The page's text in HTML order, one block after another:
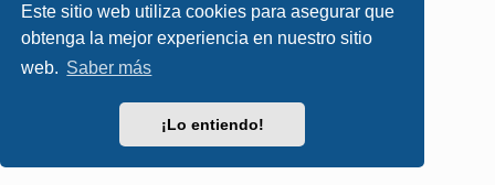
Este sitio web utiliza cookies para asegurar que
obtenga la mejor experiencia en nuestro sitio
web. Saber más
¡Lo entiendo!